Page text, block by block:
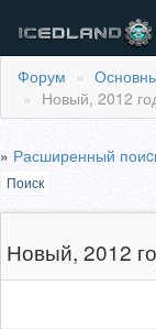
Форум
Новый, 2012
» Расширенный
Поиск
Новый, 2012